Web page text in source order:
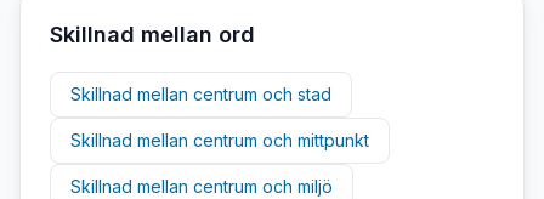
Skillnad mellan ord
Skillnad mellan centrum och stad
Skillnad mellan centrum och mittpunkt
Skillnad mellan centrum och miljö